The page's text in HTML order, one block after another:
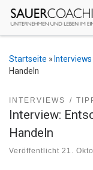
Zum Inhalt
Startseite » Interviews
Handeln
INTERVIEWS
Interview:
Handeln
Veröffentlicht 21.